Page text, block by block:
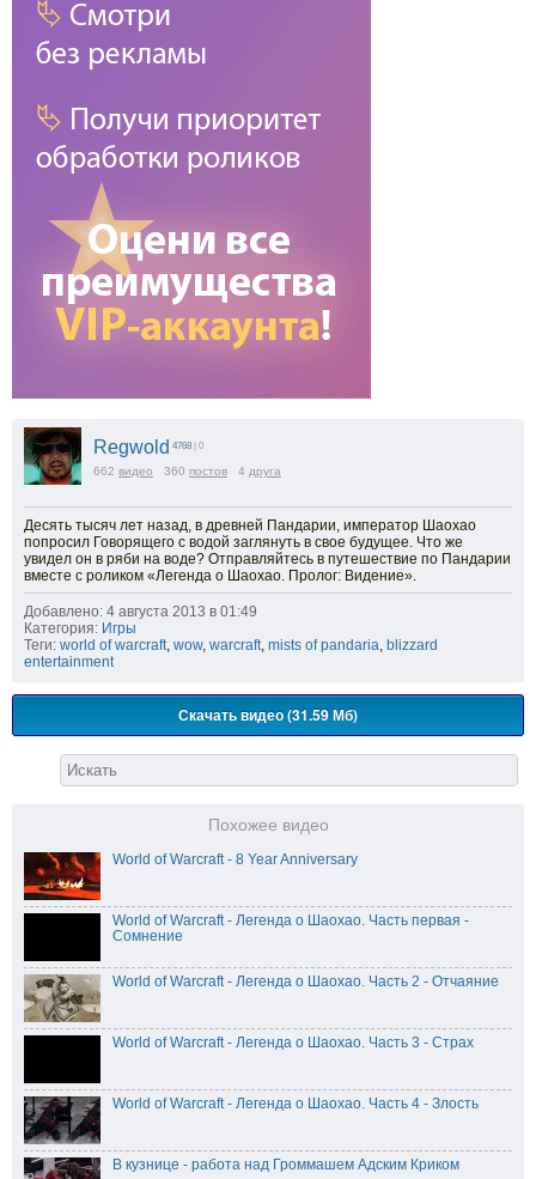
Regwold 4768 | 0
662 видео 360 постов 4 друга
Десять тысяч лет назад, в древней Пандарии, император Шаохао
попросил Говорящего с водой заглянуть в свое будущее. Что же
увидел он в ряби на воде? Отправляйтесь в путешествие по Пандарии
вместе с роликом «Легенда о Шаохао. Пролог: Видение».
Добавлено: 4 августа 2013 в 01:49
Категория: Игры
Теги: world of warcraft, wow, warcraft, mists of pandaria, blizzard
entertainment
Скачать видео (31.59 Мб)
Похожее видео
World of Warcraft - 8 Year Anniversary
World of Warcraft - Легенда о Шаохао. Часть первая -
Сомнение
World of Warcraft - Легенда о Шаохао. Часть 2 - Отчаяние
World of Warcraft - Легенда о Шаохао. Часть 3 - Страх
World of Warcraft - Легенда о Шаохао. Часть 4 - Злость
В кузнице - работа над Громмашем Адским Криком